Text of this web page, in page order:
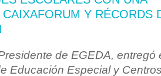
Y RÉCORDS
de EGEDA, entregó
Educación Especial y